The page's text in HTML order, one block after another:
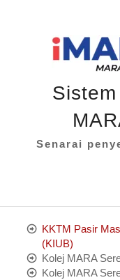
Senarai
KKTM Pasir
(KIUB)
Kolej MARA
Kolej MARA